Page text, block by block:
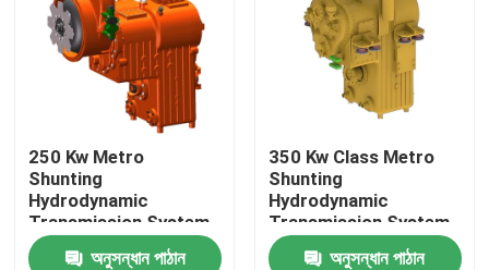
আমাদের সম্বন্ধে
কারখানা পরিদর্শন
গুণমান নিয়ন্ত্রণ
আমাদের সাথে যোগাযোগ
250 Kw Metro
Shunting
Hydrodynamic
Transmission System
অনুসন্ধান পাঠান
350 Kw Class Metro
Shunting
Hydrodynamic
Transmission System
অনুসন্ধান পাঠান